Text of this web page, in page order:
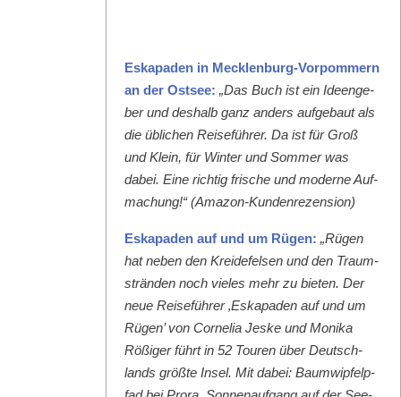
Eska­paden in Meck­len­burg-Vor­pom­mern
an der Ost­see: „Das Buch ist ein Ideenge­
ber und deshalb ganz anders aufge­baut als
die üblichen Reise­führer. Da ist für Groß
und Klein, für Win­ter und Som­mer was
dabei. Eine richtig frische und mod­erne Auf­
machung!“ (Ama­zon-Kun­den­rezen­sion)
Eska­paden auf und um Rügen: „Rügen
hat neben den Krei­de­felsen und den Traum­
strän­den noch vieles mehr zu bieten. Der
neue Reise­führer ‚Eska­paden auf und um
Rügen’ von Cor­nelia Jeske und Moni­ka
Rößiger führt in 52 Touren über Deutsch­
lands größte Insel. Mit dabei: Baumwipfelp­